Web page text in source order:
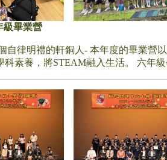
級畢業營
自律明禮的軒銅人- 本年度的畢業營
科素養，將STEAM融入生活。 六年